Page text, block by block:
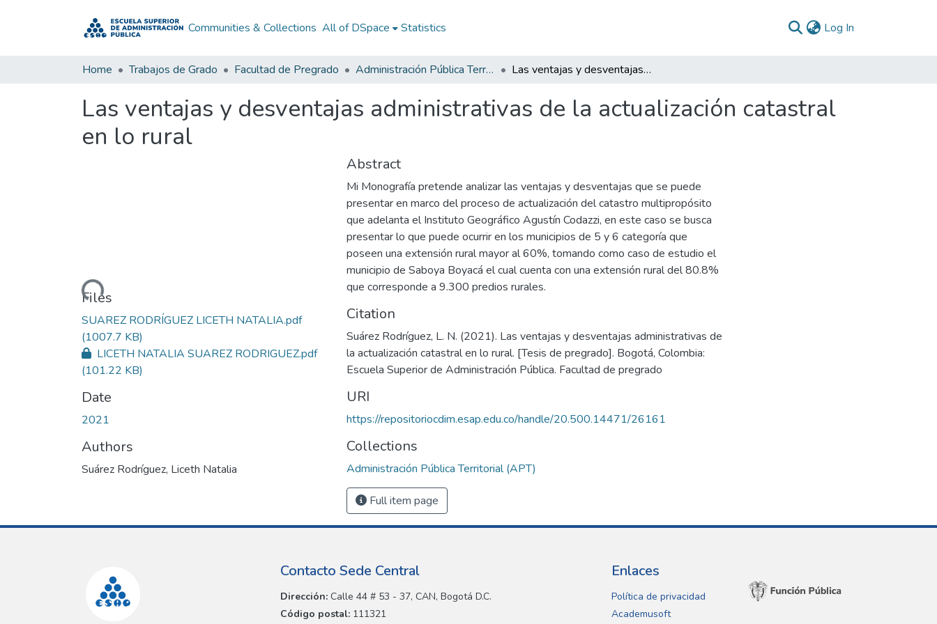
Communities & Collections All of DSpace Statistics Log In
Home Trabajos de Grado Facultad de Pregrado Administración Pública Territorial (APT) Las ventajas y desventajas administrativas de la actualización catastral en lo rural
Las ventajas y desventajas administrativas de la actualización catastral
en lo rural
Loading...
Files
SUAREZ RODRÍGUEZ LICETH NATALIA.pdf
(1007.7 KB)
LICETH NATALIA SUAREZ RODRIGUEZ.pdf
(101.22 KB)
Date
2021
Authors
Suárez Rodríguez, Liceth Natalia
Abstract
Mi Monografía pretende analizar las ventajas y desventajas que se puede
presentar en marco del proceso de actualización del catastro multipropósito
que adelanta el Instituto Geográfico Agustín Codazzi, en este caso se busca
presentar lo que puede ocurrir en los municipios de 5 y 6 categoría que
poseen una extensión rural mayor al 60%, tomando como caso de estudio el
municipio de Saboya Boyacá el cual cuenta con una extensión rural del 80.8%
que corresponde a 9.300 predios rurales.
Citation
Suárez Rodríguez, L. N. (2021). Las ventajas y desventajas administrativas de
la actualización catastral en lo rural. [Tesis de pregrado]. Bogotá, Colombia:
Escuela Superior de Administración Pública. Facultad de pregrado
URI
https://repositoriocdim.esap.edu.co/handle/20.500.14471/26161
Collections
Administración Pública Territorial (APT)
Full item page
Contacto Sede Central
Dirección: Calle 44 # 53 - 37, CAN, Bogotá D.C.
Código postal: 111321
Enlaces
Política de privacidad
Academusoft